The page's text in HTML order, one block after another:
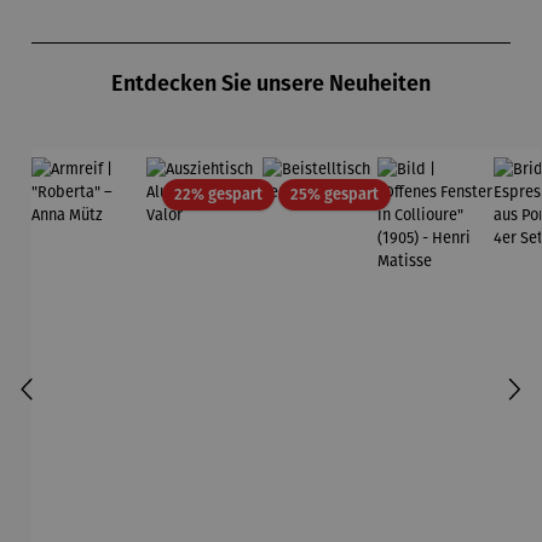
Entdecken Sie unsere Neuheiten
22% gespartRabatt25% gespartRabatt